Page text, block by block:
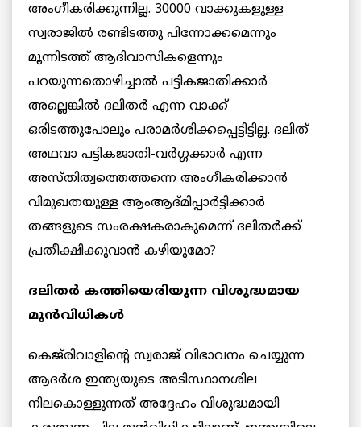
അംഗീകരിക്കുന്നില്ല. 30000 വാക്കുകളുള്ള
സ്വരാജില്‍ രണ്ടിടത്തു പിന്നോക്കമെന്നും
മൂന്നിടത്ത് ആദിവാസികളെന്നും
പറയുന്നതൊഴിച്ചാല്‍ പട്ടികജാതിക്കാര്‍
അല്ലെങ്കില്‍ ദലിതര്‍ എന്ന വാക്ക്
ഒരിടത്തുപോലും പരാമര്‍ശിക്കപ്പെട്ടിട്ടില്ല. ദലിത്
അഥവാ പട്ടികജാതി-വര്‍ഗ്ഗക്കാര്‍ എന്ന
അസ്തിത്വത്തെത്തന്നെ അംഗീകരിക്കാന്‍
വിമുഖതയുള്ള ആംആദ്മിപ്പാര്‍ട്ടിക്കാര്‍
തങ്ങളുടെ സംരക്ഷകരാകുമെന്ന് ദലിതര്‍ക്ക്
പ്രതീക്ഷിക്കുവാന്‍ കഴിയുമോ?
ദലിതര്‍ കത്തിയെരിയുന്ന വിശുദ്ധമായ
മുന്‍വിധികള്‍
കെജ്‌രിവാളിന്റെ സ്വരാജ് വിഭാവനം ചെയ്യുന്ന
ആദര്‍ശ ഇന്ത്യയുടെ അടിസ്ഥാനശില
നിലകൊള്ളുന്നത് അദ്ദേഹം വിശുദ്ധമായി